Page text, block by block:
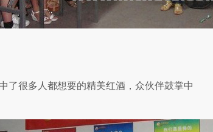
了很多人都想要的精美红酒，众伙伴鼓掌中